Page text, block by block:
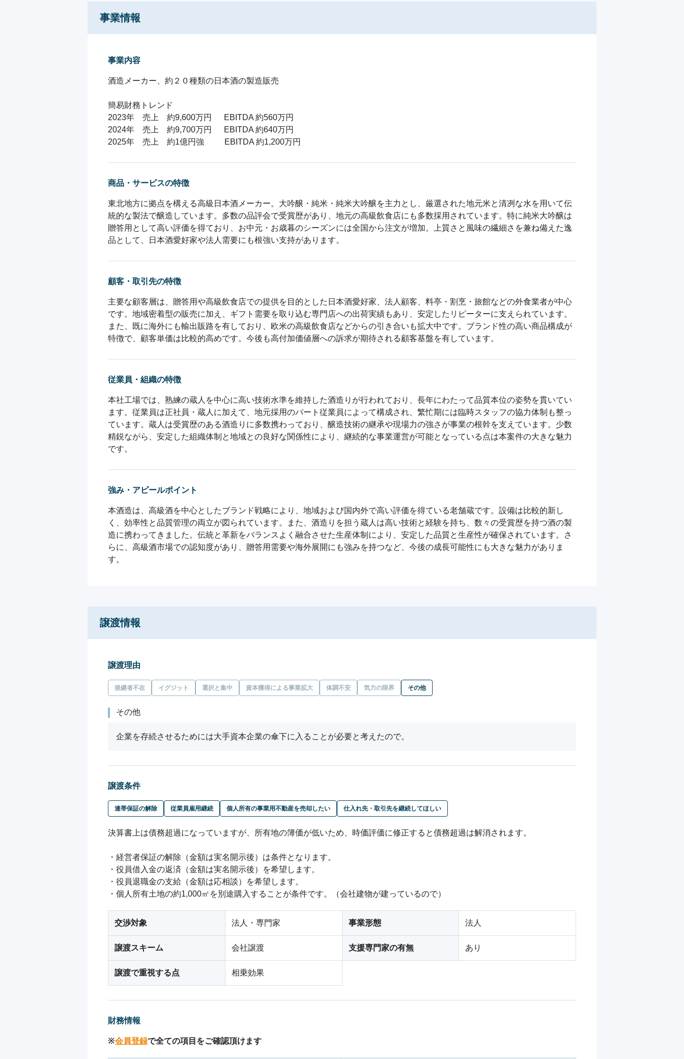
事業情報
事業内容
酒造メーカー、約２０種類の日本酒の製造販売
簡易財務トレンド
2023年　売上　約9,600万円  　EBITDA 約560万円
2024年　売上　約9,700万円　  EBITDA 約640万円
2025年　売上　約1億円強　　  EBITDA 約1,200万円
商品・サービスの特徴
東北地方に拠点を構える高級日本酒メーカー。大吟醸・純米・純米大吟醸を主力とし、厳選された地元米と清冽な水を用いて伝
統的な製法で醸造しています。多数の品評会で受賞歴があり、地元の高級飲食店にも多数採用されています。特に純米大吟醸は
贈答用として高い評価を得ており、お中元・お歳暮のシーズンには全国から注文が増加。上質さと風味の繊細さを兼ね備えた逸
品として、日本酒愛好家や法人需要にも根強い支持があります。
顧客・取引先の特徴
主要な顧客層は、贈答用や高級飲食店での提供を目的とした日本酒愛好家、法人顧客、料亭・割烹・旅館などの外食業者が中心
です。地域密着型の販売に加え、ギフト需要を取り込む専門店への出荷実績もあり、安定したリピーターに支えられています。
また、既に海外にも輸出販路を有しており、欧米の高級飲食店などからの引き合いも拡大中です。ブランド性の高い商品構成が
特徴で、顧客単価は比較的高めです。今後も高付加価値層への訴求が期待される顧客基盤を有しています。
従業員・組織の特徴
本社工場では、熟練の蔵人を中心に高い技術水準を維持した酒造りが行われており、長年にわたって品質本位の姿勢を貫いてい
ます。従業員は正社員・蔵人に加えて、地元採用のパート従業員によって構成され、繁忙期には臨時スタッフの協力体制も整っ
ています。蔵人は受賞歴のある酒造りに多数携わっており、醸造技術の継承や現場力の強さが事業の根幹を支えています。少数
精鋭ながら、安定した組織体制と地域との良好な関係性により、継続的な事業運営が可能となっている点は本案件の大きな魅力
です。
強み・アピールポイント
本酒造は、高級酒を中心としたブランド戦略により、地域および国内外で高い評価を得ている老舗蔵です。設備は比較的新し
く、効率性と品質管理の両立が図られています。また、酒造りを担う蔵人は高い技術と経験を持ち、数々の受賞歴を持つ酒の製
造に携わってきました。伝統と革新をバランスよく融合させた生産体制により、安定した品質と生産性が確保されています。さ
らに、高級酒市場での認知度があり、贈答用需要や海外展開にも強みを持つなど、今後の成長可能性にも大きな魅力がありま
す。
譲渡情報
譲渡理由
後継者不在 イグジット 選択と集中 資本獲得による事業拡大 体調不安 気力の限界 その他
その他
企業を存続させるためには大手資本企業の傘下に入ることが必要と考えたので。
譲渡条件
連帯保証の解除 従業員雇用継続 個人所有の事業用不動産を売却したい 仕入れ先・取引先を継続してほしい
決算書上は債務超過になっていますが、所有地の簿価が低いため、時価評価に修正すると債務超過は解消されます。
・経営者保証の解除（金額は実名開示後）は条件となります。
・役員借入金の返済（金額は実名開示後）を希望します。
・役員退職金の支給（金額は応相談）を希望します。
・個人所有土地の約1,000㎡を別途購入することが条件です。（会社建物が建っているので）
交渉対象 法人・専門家 事業形態 法人
譲渡スキーム 会社譲渡 支援専門家の有無 あり
譲渡で重視する点 相乗効果
財務情報
※会員登録で全ての項目をご確認頂けます